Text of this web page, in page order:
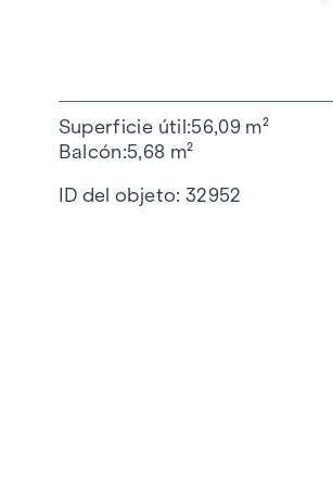
Superficie útil 56,09 m²
Balcón 5,68 m²
ID del objeto: 32952